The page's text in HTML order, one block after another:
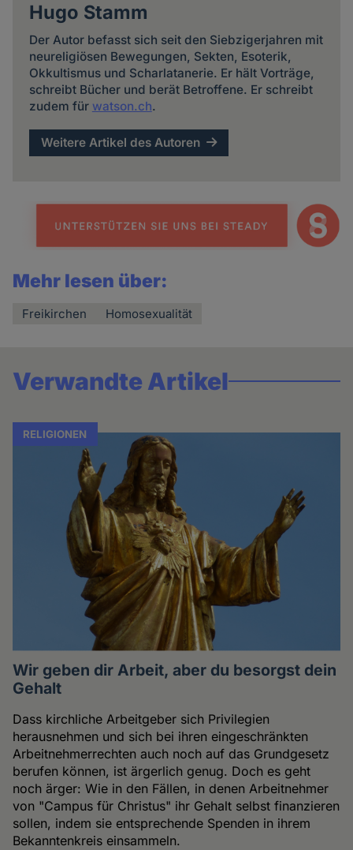
Hugo Stamm
Der Autor befasst sich seit den Siebzigerjahren mit
neureligiösen Bewegungen, Sekten, Esoterik,
Okkultismus und Scharlatanerie. Er hält Vorträge,
schreibt Bücher und berät Betroffene. Er schreibt
zudem für watson.ch.
Weitere Artikel des Autoren
Mehr lesen über:
Freikirchen Homosexualität
Verwandte Artikel
RELIGIONEN
Wir geben dir Arbeit, aber du besorgst dein
Gehalt
Dass kirchliche Arbeitgeber sich Privilegien
herausnehmen und sich bei ihren eingeschränkten
Arbeitnehmerrechten auch noch auf das Grundgesetz
berufen können, ist ärgerlich genug. Doch es geht
noch ärger: Wie in den Fällen, in denen Arbeitnehmer
von "Campus für Christus" ihr Gehalt selbst finanzieren
sollen, indem sie entsprechende Spenden in ihrem
Bekanntenkreis einsammeln.